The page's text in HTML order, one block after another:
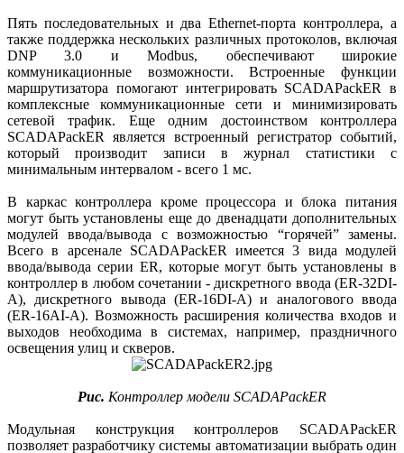
Пять последовательных и два Ethernet-порта контроллера, а
также поддержка нескольких различных протоколов, включая
DNP 3.0 и Modbus, обеспечивают широкие
коммуникационные возможности. Встроенные функции
маршрутизатора помогают интегрировать SCADAPackER в
комплексные коммуникационные сети и минимизировать
сетевой трафик. Еще одним достоинством контроллера
SCADAPackER является встроенный регистратор событий,
который производит записи в журнал статистики с
минимальным интервалом - всего 1 мс.
В каркас контроллера кроме процессора и блока питания
могут быть установлены еще до двенадцати дополнительных
модулей ввода/вывода с возможностью “горячей” замены.
Всего в арсенале SCADAPackER имеется 3 вида модулей
ввода/вывода серии ER, которые могут быть установлены в
контроллер в любом сочетании - дискретного ввода (ER-32DI-
A), дискретного вывода (ER-16DI-A) и аналогового ввода
(ER-16AI-A). Возможность расширения количества входов и
выходов необходима в системах, например, праздничного
освещения улиц и скверов.
Рис. Контроллер модели SCADAPackER
Модульная конструкция контроллеров SCADAPackER
позволяет разработчику системы автоматизации выбрать один